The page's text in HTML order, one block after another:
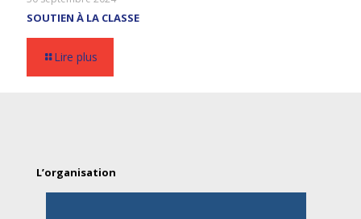
SOUTIEN À LA CLASSE
Lire plus
L’organisation